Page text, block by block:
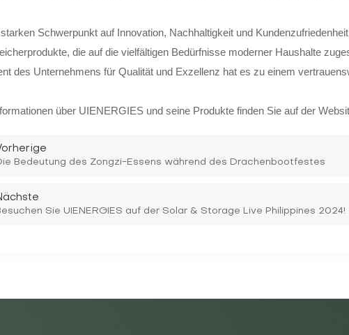
Schwerpunkt auf Innovation, Nachhaltigkeit und
die auf die vielfältigen Bedürfnisse moderner Haushalte
des Unternehmens für Qualität und Exzellenz hat es zu einem
über UIENERGIES und seine Produkte finden Sie auf der
Bedeutung des Zongzi-Essens während des Drachenbootfestes
Sie UIENERGIES auf der Solar & Storage Live Philippines 2024!